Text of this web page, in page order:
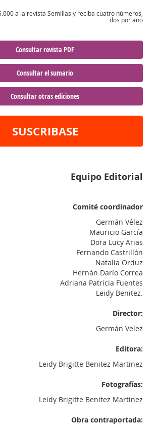
a la revista Semillas y reciba cuatro números,
dos por año
Consultar revista PDF
Consultar el sumario
Consultar otras ediciones
SUSCRIBASE
Equipo Editorial
Comité coordinador
Germán Vélez
Mauricio García
Dora Lucy Arias
Fernando Castrillón
Natalia Orduz
Hernán Darío Correa
Adriana Patricia Fuentes
Leidy Benitez.
Director:
Germán Velez
Editora:
Leidy Brigitte Benitez Martinez
Fotografías:
Leidy Brigitte Benitez Martinez
Obra contraportada: